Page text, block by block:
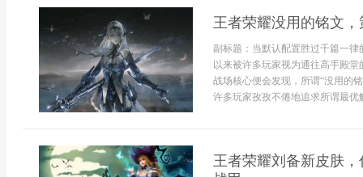
王者荣耀没用的铭文
副标题：当默认配置胜过千篇一
以来被许多玩家视为通往高手殿
战场核心便会发现，所谓“没用的
许多玩家孜孜不倦地追求所谓最
王者荣耀刘备新皮肤